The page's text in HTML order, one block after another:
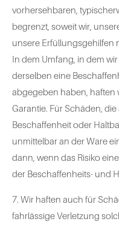
vorhersehbaren,
begrenzt, soweit wir,
unsere Erfüllungsgehilfen
In dem Umfang, in dem
derselben eine
abgegeben haben, haften
Garantie. Für Schäden,
Beschaffenheit oder
unmittelbar an der Ware
dann, wenn das Risiko
der Beschaffenheits- und
7. Wir haften auch für
fahrlässige Verletzung